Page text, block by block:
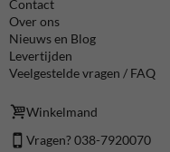
Contact
Over ons
Nieuws en Blog
Levertijden
Veelgestelde vragen / FAQ
Winkelmand
Vragen? 038-7920070